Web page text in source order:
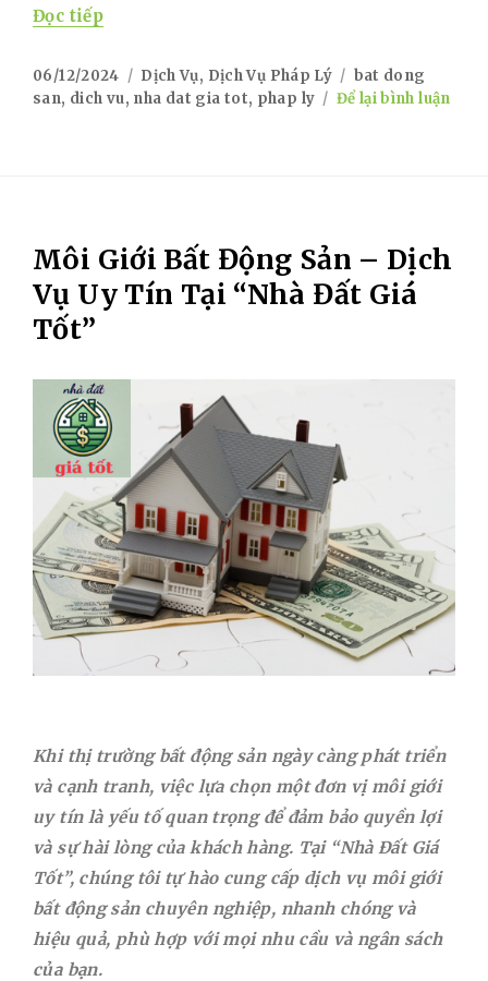
Đọc tiếp“Dịch Vụ Pháp Lý Bất Động Sản – Đồng
Posted
on
06/12/2024 Categories
Dịch Vụ, Dịch Vụ Pháp Lý Tags
bat dong
san, dich vu, nha dat gia tot, phap ly Để lại bình luận
Môi Giới Bất Động Sản – Dịch
Vụ Uy Tín Tại “Nhà Đất Giá
Tốt”
Khi thị trường bất động sản ngày càng phát triển
và cạnh tranh, việc lựa chọn một đơn vị môi giới
uy tín là yếu tố quan trọng để đảm bảo quyền lợi
và sự hài lòng của khách hàng. Tại “Nhà Đất Giá
Tốt”, chúng tôi tự hào cung cấp dịch vụ môi giới
bất động sản chuyên nghiệp, nhanh chóng và
hiệu quả, phù hợp với mọi nhu cầu và ngân sách
của bạn.